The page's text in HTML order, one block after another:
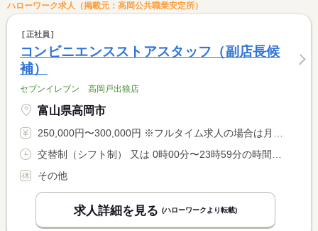
ハローワーク求人（掲載元：高岡公共職業安定所）
正社員
コンビニエンスストアスタッフ（副店長候
補）
セブンイレブン 高岡戸出狼店
富山県高岡市
250,000円〜300,000円 ※フルタイム求人の場合は月額（換算額）、パート求人の場合は時間額を表示しています。
その他
求人詳細を見る (ハローワークより転載)